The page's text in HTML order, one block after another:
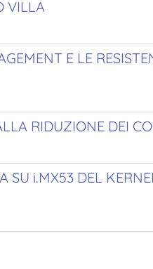
VILLA
E LE
RIDUZIONE DEI
SU i.MX53 DEL